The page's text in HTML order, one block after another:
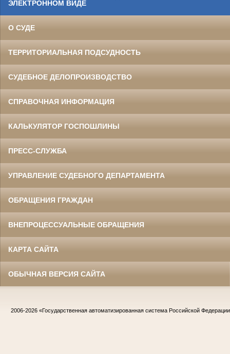
ЭЛЕКТРОННОМ ВИДЕ
О СУДЕ
ТЕРРИТОРИАЛЬНАЯ ПОДСУДНОСТЬ
СУДЕБНОЕ ДЕЛОПРОИЗВОДСТВО
СПРАВОЧНАЯ ИНФОРМАЦИЯ
КАЛЬКУЛЯТОР ГОСПОШЛИНЫ
ПРЕСС-СЛУЖБА
УПРАВЛЕНИЕ СУДЕБНОГО ДЕПАРТАМЕНТА
ОБРАЩЕНИЯ ГРАЖДАН
ВНЕПРОЦЕССУАЛЬНЫЕ ОБРАЩЕНИЯ
КАРТА САЙТА
ОБЫЧНАЯ ВЕРСИЯ САЙТА
2006-2026 «Государственная автоматизированная система Российской